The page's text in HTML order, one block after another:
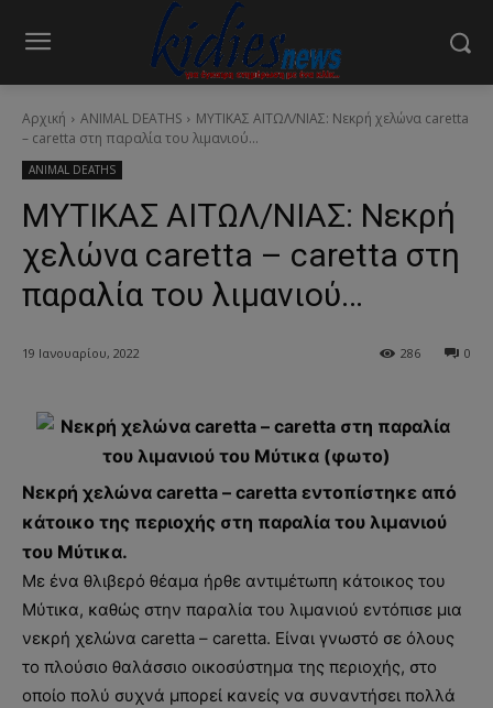
Αρχική ANIMAL DEATHS
ΜΥΤΙΚΑΣ ΑΙΤΩΛ/ΝΙΑΣ: Νεκρή χελώνα caretta
– caretta στη παραλία του λιμανιού...
ANIMAL DEATHS
ΜΥΤΙΚΑΣ ΑΙΤΩΛ/ΝΙΑΣ: Νεκρή
χελώνα caretta – caretta στη
παραλία του λιμανιού…
19 Ιανουαρίου, 2022 0
286
Νεκρή χελώνα caretta – caretta εντοπίστηκε από
κάτοικο της περιοχής στη παραλία του λιμανιού
του Μύτικα.
Με ένα θλιβερό θέαμα ήρθε αντιμέτωπη κάτοικος του
Μύτικα, καθώς στην παραλία του λιμανιού εντόπισε μια
νεκρή χελώνα caretta – caretta. Είναι γνωστό σε όλους
το πλούσιο θαλάσσιο οικοσύστημα της περιοχής, στο
οποίο πολύ συχνά μπορεί κανείς να συναντήσει πολλά